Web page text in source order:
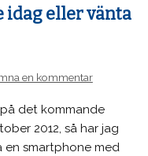
idag eller vänta
en kommentar
det kommande
2012, så har jag
en smartphone med